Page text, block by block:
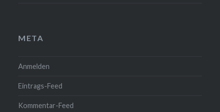
META
Anmelden
Eintrags-Feed
Kommentar-Feed